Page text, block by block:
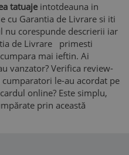
tatuajeintotdeauna in
cu Garantia de Livrare si iti
nu corespunde descrierii iar
de Livrare primesti
mai ieftin. Ai
vanzator? Verifica review-
le-au acordat pe
online? Este simplu,
prin această